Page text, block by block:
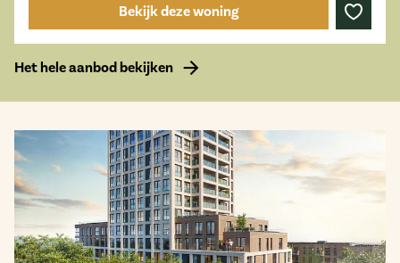
Bekijk deze woning
Het hele aanbod bekijken